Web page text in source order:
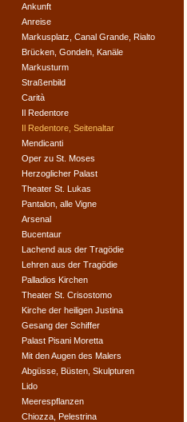
Ankunft
Anreise
Markusplatz, Canal Grande, Rialto
Brücken, Gondeln, Kanäle
Markusturm
Straßenbild
Carità
Il Redentore
Il Redentore, Seitenaltar
Mendicanti
Oper zu St. Moses
Herzoglicher Palast
Theater St. Lukas
Pantalon, alle Vigne
Arsenal
Bucentaur
Lachend aus der Tragödie
Lehren aus der Tragödie
Palladios Kirchen
Theater St. Crisostomo
Kirche der heiligen Justina
Gesang der Schiffer
Palast Pisani Moretta
Mit den Augen des Malers
Abgüsse, Büsten, Skulpturen
Lido
Meerespflanzen
Chiozza, Pelestrina